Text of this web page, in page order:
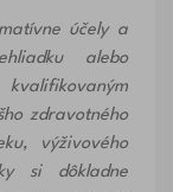
účely a
alebo
zdravotného
výživového
si dôkladne